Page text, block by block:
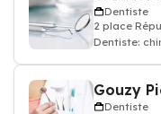
Dentiste
2 place
Dentiste:
Gouzy
Dentiste